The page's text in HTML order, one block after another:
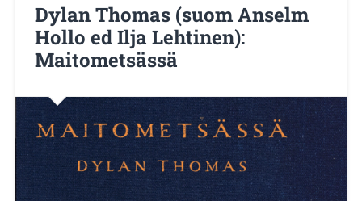
Dylan Thomas (suom Anselm
Hollo ed Ilja Lehtinen):
Maitometsässä